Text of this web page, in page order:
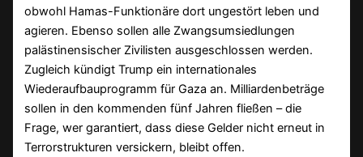
obwohl Hamas-Funktionäre dort ungestört leben und
agieren. Ebenso sollen alle Zwangsumsiedlungen
palästinensischer Zivilisten ausgeschlossen werden.
Zugleich kündigt Trump ein internationales
Wiederaufbauprogramm für Gaza an. Milliardenbeträge
sollen in den kommenden fünf Jahren fließen – die
Frage, wer garantiert, dass diese Gelder nicht erneut in
Terrorstrukturen versickern, bleibt offen.